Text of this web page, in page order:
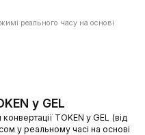
реального часу на основі
у GEL
TOKEN у GEL (від
у реальному часі на основі